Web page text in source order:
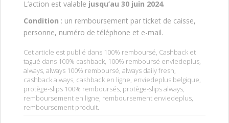
L’action est valable jusqu’au 30 juin 2024.
Condition : un remboursement par ticket de caisse,
personne, numéro de téléphone et e-mail.
Cet article est publié dans 100% remboursé, Cashback et
tagué dans 100% cashback, 100% remboursé enviedeplus,
always, always 100% remboursé, always daily fresh,
cashback always, cashback en ligne, enviedeplus belgique,
protège-slips 100% remboursés, protège-slips always,
remboursement en ligne, remboursement enviedeplus,
remboursement produit.